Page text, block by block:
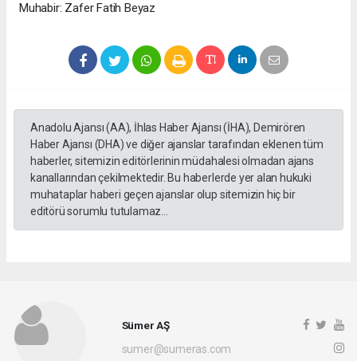
Muhabir: Zafer Fatih Beyaz
Anadolu Ajansı (AA), İhlas Haber Ajansı (İHA), Demirören
Haber Ajansı (DHA) ve diğer ajanslar tarafından eklenen tüm
haberler, sitemizin editörlerinin müdahalesi olmadan ajans
kanallarından çekilmektedir. Bu haberlerde yer alan hukuki
muhataplar haberi geçen ajanslar olup sitemizin hiç bir
editörü sorumlu tutulamaz...
Sümer AŞ
sumer@sumeras.com